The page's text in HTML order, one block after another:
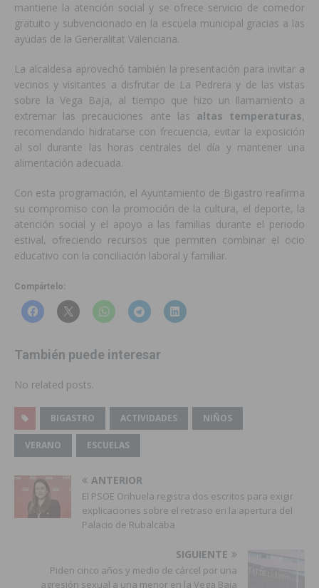
mantiene la atención social y se ofrece servicio de comedor
gratuito y subvencionado en la escuela municipal gracias a las
ayudas de la Generalitat Valenciana.
La alcaldesa aprovechó también la presentación para invitar a
vecinos y visitantes a disfrutar de La Pedrera y de las vistas
sobre la Vega Baja, al tiempo que hizo un llamamiento a
extremar las precauciones ante las altas temperaturas,
recomendando hidratarse con frecuencia, evitar la exposición
al sol durante las horas centrales del día y mantener una
alimentación adecuada.
Con esta programación, el Ayuntamiento de Bigastro reafirma
su compromiso con la promoción de la cultura, el deporte, la
atención social y el apoyo a las familias durante el periodo
estival, ofreciendo recursos que permiten combinar el ocio
educativo con la conciliación laboral y familiar.
Compártelo:
También puede interesar
No related posts.
BIGASTRO ACTIVIDADES NIÑOS
VERANO ESCUELAS
ANTERIOR
El PSOE Orihuela registra dos escritos para exigir
explicaciones sobre el retraso en la apertura del
Palacio de Rubalcaba
SIGUIENTE
Piden cinco años y medio de cárcel por una
agresión sexual a una menor en la Vega Baja